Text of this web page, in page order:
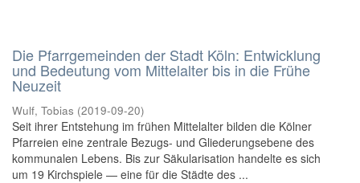
Die Pfarrgemeinden der Stadt Köln: Entwicklung
und Bedeutung vom Mittelalter bis in die Frühe
Neuzeit
Wulf, Tobias (2019-09-20)
Seit ihrer Entstehung im frühen Mittelalter bilden die Kölner
Pfarreien eine zentrale Bezugs- und Gliederungsebene des
kommunalen Lebens. Bis zur Säkularisation handelte es sich
um 19 Kirchspiele — eine für die Städte des ...